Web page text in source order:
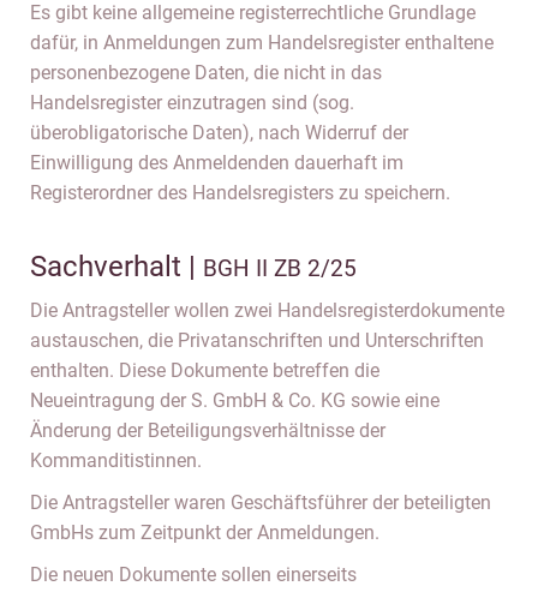
Es gibt keine allgemeine registerrechtliche Grundlage
dafür, in Anmeldungen zum Handelsregister enthaltene
personenbezogene Daten, die nicht in das
Handelsregister einzutragen sind (sog.
überobligatorische Daten), nach Widerruf der
Einwilligung des Anmeldenden dauerhaft im
Registerordner des Handelsregisters zu speichern.
Sachverhalt | BGH II ZB 2/25
Die Antragsteller wollen zwei Handelsregisterdokumente
austauschen, die Privatanschriften und Unterschriften
enthalten. Diese Dokumente betreffen die
Neueintragung der S. GmbH & Co. KG sowie eine
Änderung der Beteiligungsverhältnisse der
Kommanditistinnen.
Die Antragsteller waren Geschäftsführer der beteiligten
GmbHs zum Zeitpunkt der Anmeldungen.
Die neuen Dokumente sollen einerseits